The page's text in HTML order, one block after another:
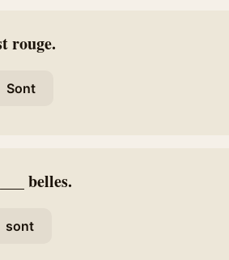
rouge.
Sont
belles.
sont